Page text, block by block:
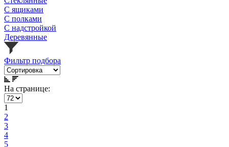
С ящиками
С полками
С надстройкой
Деревянные
Фильтр подбора
На странице:
1
2
3
4
5